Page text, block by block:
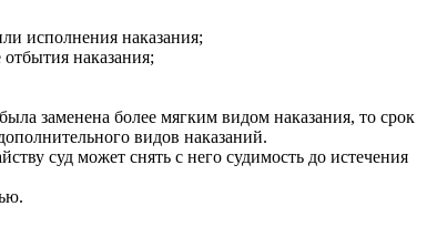
исполнения наказания;
наказания;
заменена более мягким видом наказания, то срок
видов наказаний.
суд может снять с него судимость до истечения